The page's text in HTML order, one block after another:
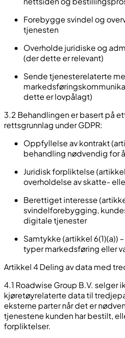
Forebygge svindel og
tjenesten
Overholde juridiske og
(der dette er relevant)
Sende tjenesterelaterte
dette er lovpålagt)
3.2 Behandlingen er basert på
rettsgrunnlag under GDPR:
Oppfyllelse av kontrakt
behandling nødvendig for
Juridisk forpliktelse
overholdelse av skatte-
Berettiget interesse
svindelforebygging,
digitale tjenester
Samtykke (artikkel 6(1)(a))
typer markedsføring eller
Artikkel 4 Deling av data med
4.1 Roadwise Group B.V. selger
kjøretøyrelaterte data til
eksterne parter når det er
tjenestene kunden har bestilt,
forpliktelser.